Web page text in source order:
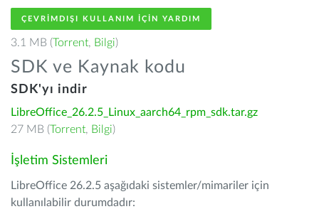
ÇEVRIMDIŞI KULLANIM IÇIN YARDIM
3.1 MB (Torrent, Bilgi)
SDK ve Kaynak kodu
SDK'yı indir
LibreOffice_26.2.5_Linux_aarch64_rpm_sdk.tar.gz
27 MB (Torrent, Bilgi)
İşletim Sistemleri
LibreOffice 26.2.5 aşağıdaki sistemler/mimariler için
kullanılabilir durumdadır: